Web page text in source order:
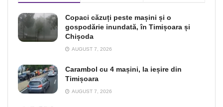
Copaci căzuți peste mașini și o
gospodărie inundată, în Timișoara și
Chișoda
AUGUST 7, 2026
Carambol cu 4 mașini, la ieșire din
Timișoara
AUGUST 7, 2026